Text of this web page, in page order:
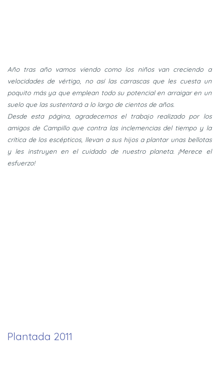
Año tras año vamos viendo como los niños van creciendo a
velocidades de vértigo, no así las carrascas que les cuesta un
poquito más ya que emplean todo su potencial en arraigar en un
suelo que las sustentará a lo largo de cientos de años.
Desde esta página, agradecemos el trabajo realizado por los
amigos de Campillo que contra las inclemencias del tiempo y la
crítica de los escépticos, llevan a sus hijos a plantar unas bellotas
y les instruyen en el cuidado de nuestro planeta. ¡Merece el
esfuerzo!
Plantada 2011